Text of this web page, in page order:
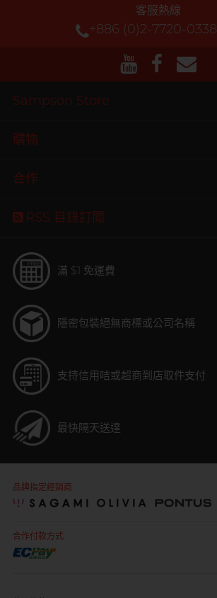
客服熱線
+886 (0)2-7720-0338
Sampson Store
購物
合作
RSS 目錄訂閲
滿 $1 免運費
隱密包裝絕無商標或公司名稱
支持信用咭或超商到店取件支付
最快隔天送達
品牌指定經銷商
合作付款方式